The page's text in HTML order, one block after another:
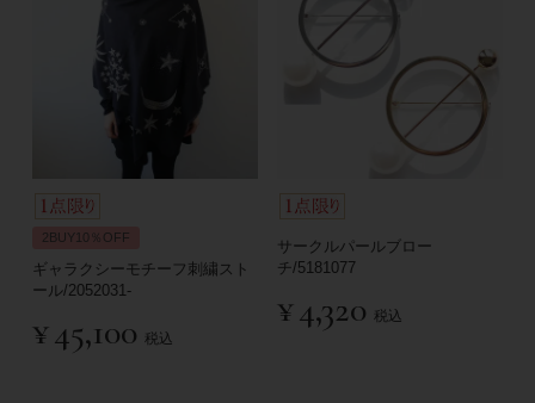
2BUY10％OFF
ギャラクシーモチーフ刺繍スト
ール/2052031-
¥45,100 税込
サークルパールブロー
チ/5181077
¥4,320 税込